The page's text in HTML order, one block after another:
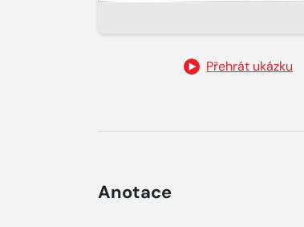
Přehrát ukázku
Anotace